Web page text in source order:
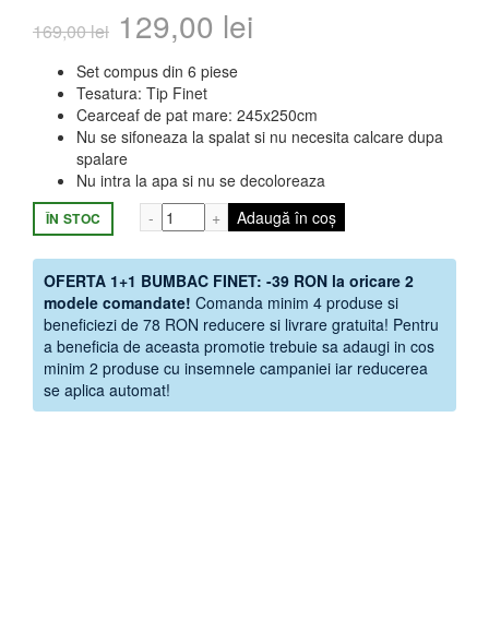
169,00lei Prețul
inițial
a
fost:
169,00 lei.
129,00 lei
este:
129,00 lei.
Set compus din 6 piese
Tesatura: Tip Finet
Cearceaf de pat mare: 245x250cm
Nu se sifoneaza la spalat si nu necesita calcare dupa
spalare
Nu intra la apa si nu se decoloreaza
ÎN STOC Cantitate Set Lenjerie de Pat din Finet
Adaugă în coș
OFERTA 1+1 BUMBAC FINET: -39 RON la oricare 2
modele comandate! Comanda minim 4 produse si
beneficiezi de 78 RON reducere si livrare gratuita! Pentru
a beneficia de aceasta promotie trebuie sa adaugi in cos
minim 2 produse cu insemnele campaniei iar reducerea
se aplica automat!